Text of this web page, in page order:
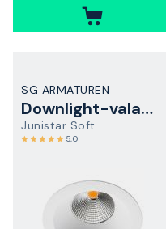
SG ARMATUREN
Downlight-valaisin
Junistar Soft
5,0